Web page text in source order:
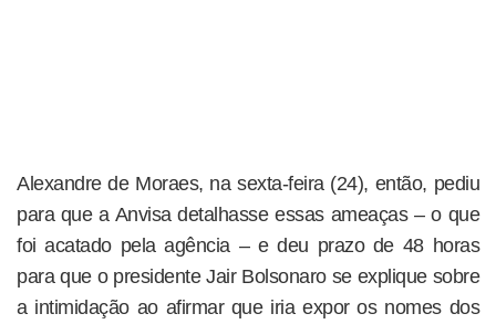
Alexandre de Moraes, na sexta-feira (24), então, pediu
para que a Anvisa detalhasse essas ameaças – o que
foi acatado pela agência – e deu prazo de 48 horas
para que o presidente Jair Bolsonaro se explique sobre
a intimidação ao afirmar que iria expor os nomes dos